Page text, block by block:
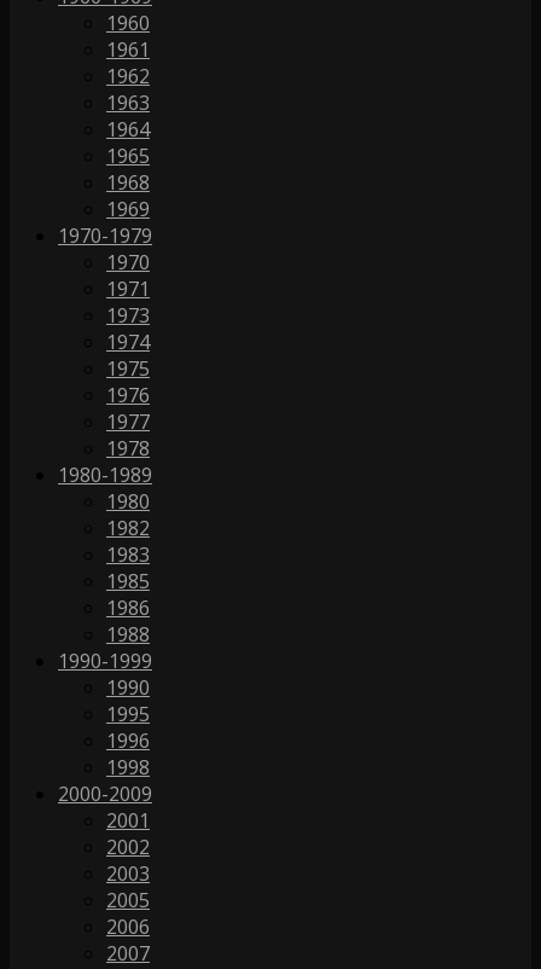
1960
1961
1962
1963
1964
1965
1968
1969
1970-1979
1970
1971
1973
1974
1975
1976
1977
1978
1980-1989
1980
1982
1983
1985
1986
1988
1990-1999
1990
1995
1996
1998
2000-2009
2001
2002
2003
2005
2006
2007